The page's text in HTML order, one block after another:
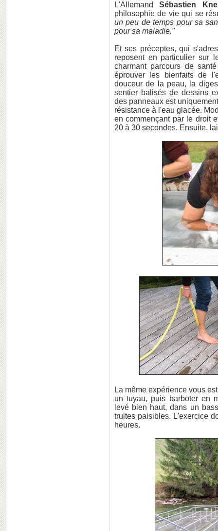
L'AllemandSébastien
philosophie de vie qui se
un peu de temps pour sa
pour sa maladie."
Et ses préceptes, qui
reposent en particulier sur
charmant parcours de
éprouver les bienfaits de
douceur de la peau, la
sentier balisés de dessins
des panneaux est
résistance à l'eau glacée.
en commençant par le droit
20 à 30 secondes. Ensuite,
La même expérience vous
un tuyau, puis barboter en
levé bien haut, dans un
truites paisibles. L'exercice
heures.